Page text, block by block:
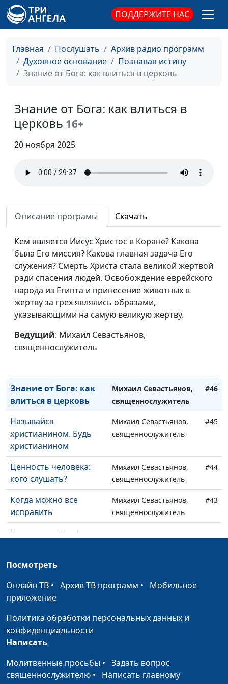
ПОДДЕРЖИТЕ НАС
Главная Послушать
Архив радио программ
Духовное основание
Познавая истину
Знание от Бога: как влиться в церковь
Знание от Бога: как влиться в
церковь 16+
20 ноября 2025
Описание програмы Скачать
Кем является Иисус Христос в Коране? Какова
была Его миссия? Какова главная задача Его
служения? Смерть Христа стала великой жертвой
ради спасения людей. Освобождение еврейского
народа из Египта и принесение животных в
жертву за грех являлись образами,
указывающими на самую великую жертву.
Ведущий: Михаил Севастьянов,
священнослужитель
Что оскверняет
человека
Михаил Севастьянов,
священнослужитель
#57
Предназначение:
рожденный летать
Михаил Севастьянов,
священнослужитель
На горе
Михаил Севастьянов,
На пути к
совершенству
Михаил Севастьянов,
Пасха — Христос,
Мы — дети, мы — не
Михаил Севастьянов,
Не нужно бояться
бури, если в лодке —
Михаил Севастьянов,
Верить никогда не
поздно
Михаил Севастьянов,
священнослужитель
Зачем видеть в
истинном свете?
Михаил Севастьянов,
священнослужитель
Насколько важна
вера?
Михаил Севастьянов,
священнослужитель
Рождество и поиск
Знание от Бога: как
влиться в церковь
Михаил Севастьянов,
священнослужитель
#46
Называйся
христианином. Будь
христианином
Михаил Севастьянов,
священнослужитель
#45
Ценность человека:
кого слушать?
Михаил Севастьянов,
священнослужитель
#44
Когда можно все
исправить
Михаил Севастьянов,
священнослужитель
#43
Как увидеть Бога?
Бог и Его церковь:
отношения
испытывает?
священнослужитель
Закон или благодать?
Бог и человек: два Михаил Севастьянов,
Посмотреть
Онлайн ТВ • Архив ТВ программ • Мобильное
приложение
Политика обработки персональных данных и
конфиденциальности
Написать
Молитвенные просьбы • Задать вопрос
священнослужителю • Написать главному